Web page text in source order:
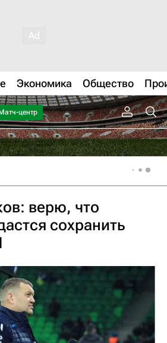
Экономика Общество
центр
верю, что
сохранить